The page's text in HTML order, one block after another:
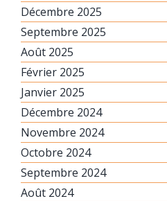
Décembre 2025
Septembre 2025
Août 2025
Février 2025
Janvier 2025
Décembre 2024
Novembre 2024
Octobre 2024
Septembre 2024
Août 2024